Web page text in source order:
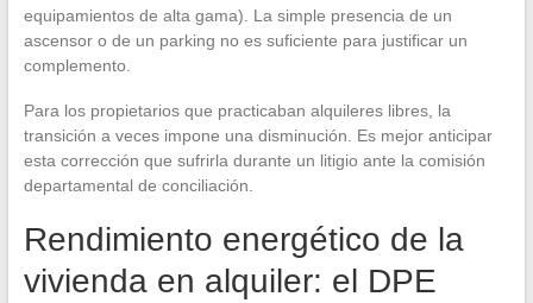
equipamientos de alta gama). La simple presencia de un
ascensor o de un parking no es suficiente para justificar un
complemento.
Para los propietarios que practicaban alquileres libres, la
transición a veces impone una disminución. Es mejor anticipar
esta corrección que sufrirla durante un litigio ante la comisión
departamental de conciliación.
Rendimiento energético de la
vivienda en alquiler: el DPE